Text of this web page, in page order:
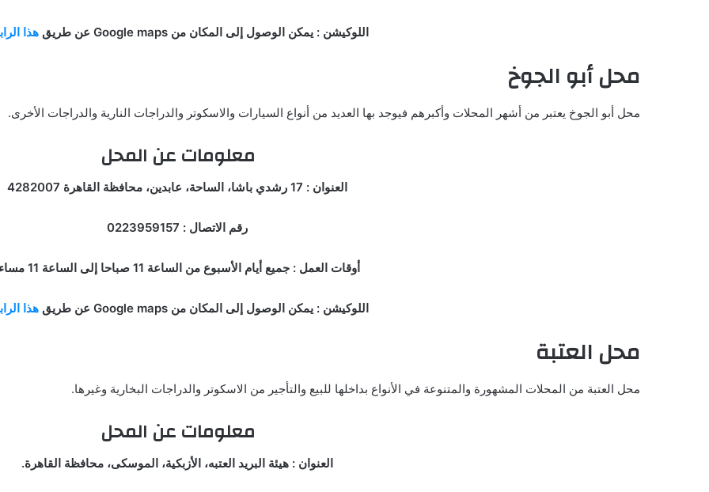
اللوكيشن : يمكن الوصول إلى المكان من Google maps عن طريق هذا
محل أبو الجوخ
محل أبو الجوخ يعتبر من أشهر المحلات وأكبرهم فيوجد بها العديد من أنواع السيارات والاسكوتر والدراجات النارية والدراجات الأخرى.
معلومات عن المحل
العنوان : 17 رشدي باشا، الساحة، عابدين، محافظة القاهرة 4282007
رقم الاتصال : 0223959157
أوقات العمل : جميع أيام الأسبوع من الساعة 11 صباحا إلى الساعة 11 مساء.
اللوكيشن : يمكن الوصول إلى المكان من Google maps عن طريق هذا
محل العتبة
محل العتبة من المحلات المشهورة والمتنوعة في الأنواع بداخلها للبيع والتأجير من الاسكوتر والدراجات البخارية وغيرها.
معلومات عن المحل
العنوان : هيئة البريد العتبه، الأزبكية، الموسكى، محافظة القاهرة.